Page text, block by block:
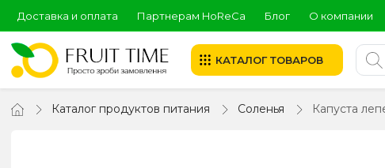
Доставка и оплата Партнерам HoReCa Блог О компании
КАТАЛОГ ТОВАРОВ
Каталог продуктов питания Соленья Капуста